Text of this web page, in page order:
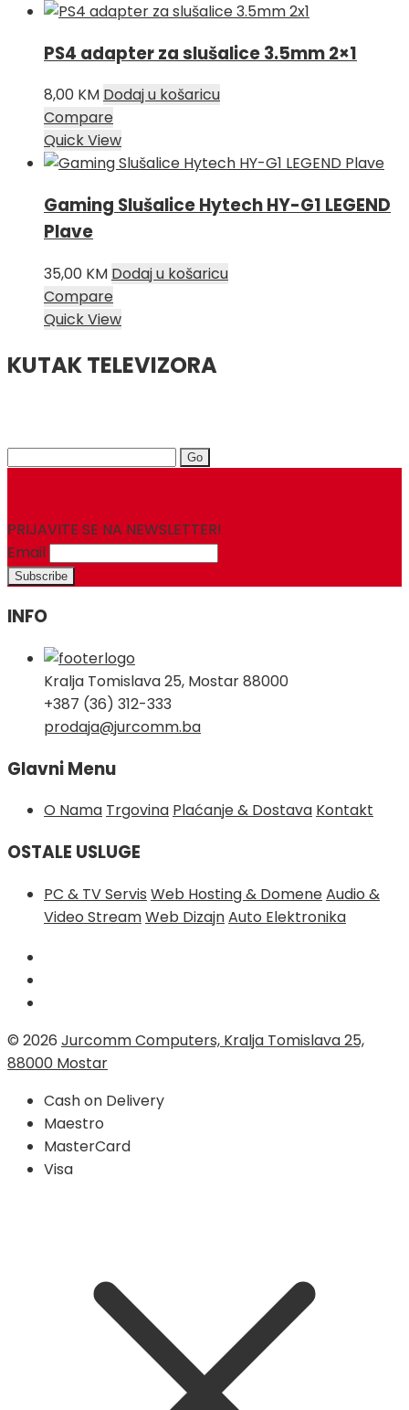
PS4 adapter za slušalice 3.5mm 2×1
8,00 KM Dodaj u košaricu
Compare
Quick View
Gaming Slušalice Hytech HY-G1 LEGEND
Plave
35,00 KM Dodaj u košaricu
Compare
Quick View
KUTAK TELEVIZORA
Search
PRIJAVITE SE NA NEWSLETTER!
Email
INFO
Kralja Tomislava 25, Mostar 88000
+387 (36) 312-333
prodaja@jurcomm.ba
Glavni Menu
O Nama Trgovina Plaćanje & Dostava Kontakt
OSTALE USLUGE
PC & TV Servis Web Hosting & DomeneAudio &
Video StreamWeb DizajnAuto Elektronika
© 2026 Jurcomm Computers, Kralja Tomislava 25,
88000 Mostar
Cash on Delivery
Maestro
MasterCard
Visa